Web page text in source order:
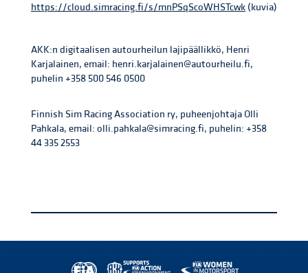
https://cloud.simracing.fi/s/mnPSqScoWHSTcwk (kuvia)
AKK:n digitaalisen autourheilun lajipäällikkö, Henri
Karjalainen, email: henri.karjalainen@autourheilu.fi,
puhelin +358 500 546 0500
Finnish Sim Racing Association ry, puheenjohtaja Olli
Pahkala, email: olli.pahkala@simracing.fi, puhelin: +358
44 335 2553